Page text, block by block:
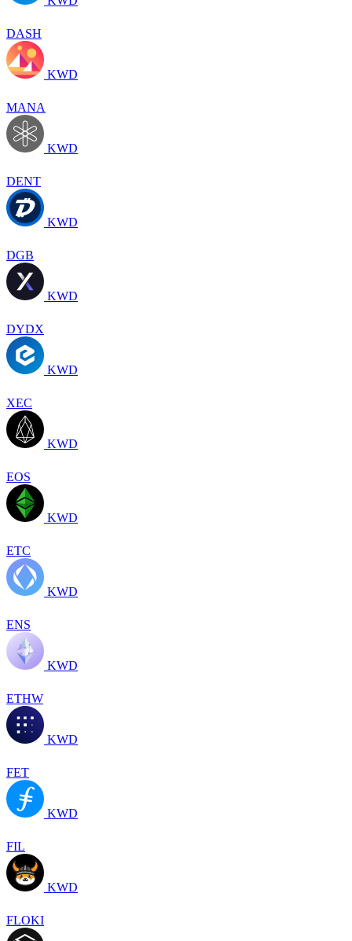
DASH
KWD
MANA
KWD
DENT
KWD
DGB
KWD
DYDX
KWD
XEC
KWD
EOS
KWD
ETC
KWD
ENS
KWD
ETHW
KWD
FET
KWD
FIL
KWD
FLOKI